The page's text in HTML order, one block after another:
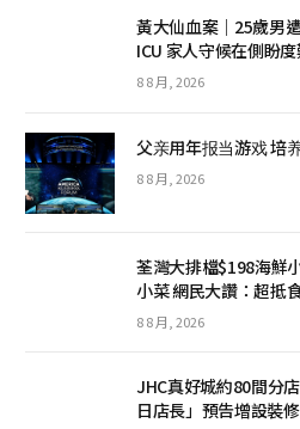
黃大仙血案｜25歲男
ICU 家人守候在側盼
8 8 月, 2026
父亲用年报当游戏 培
8 8 月, 2026
荃灣大排檔$198海鮮
小菜 網民大讚：超抵
8 8 月, 2026
JHC真好城約80間分
日店長」預告增設裝